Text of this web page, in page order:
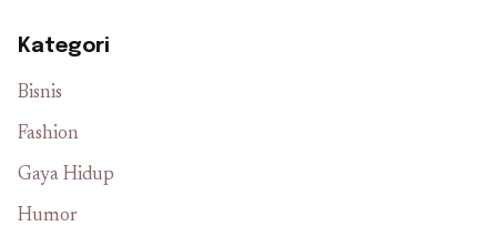
Kategori
Bisnis
Fashion
Gaya Hidup
Humor